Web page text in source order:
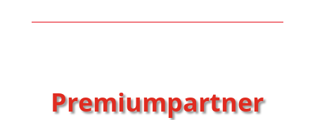
Premiumpartner